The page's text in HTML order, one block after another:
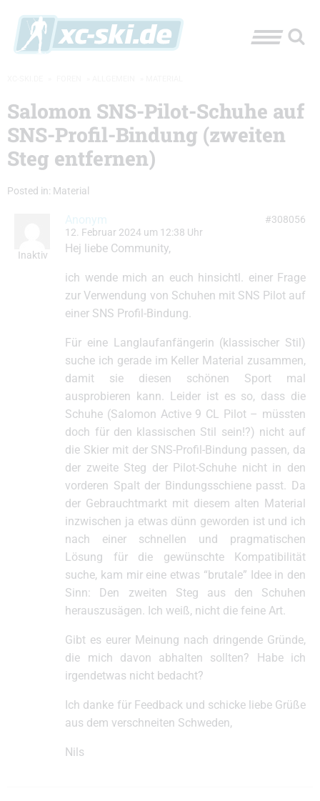
Salomon SNS-Pilot-Schuhe auf
SNS-Profil-Bindung (zweiten
Steg entfernen)
Posted in: Material
Inaktiv
Anonym
12. Februar 2024 um 12:38 Uhr
#308056
Hej liebe Community,
ich wende mich an euch hinsichtl. einer Frage
zur Verwendung von Schuhen mit SNS Pilot auf
einer SNS Profil-Bindung.
Für eine Langlaufanfängerin (klassischer Stil)
suche ich gerade im Keller Material zusammen,
damit sie diesen schönen Sport mal
ausprobieren kann. Leider ist es so, dass die
Schuhe (Salomon Active 9 CL Pilot – müssten
doch für den klassischen Stil sein!?) nicht auf
die Skier mit der SNS-Profil-Bindung passen, da
der zweite Steg der Pilot-Schuhe nicht in den
vorderen Spalt der Bindungsschiene passt. Da
der Gebrauchtmarkt mit diesem alten Material
inzwischen ja etwas dünn geworden ist und ich
nach einer schnellen und pragmatischen
Lösung für die gewünschte Kompatibilität
suche, kam mir eine etwas “brutale” Idee in den
Sinn: Den zweiten Steg aus den Schuhen
herauszusägen. Ich weiß, nicht die feine Art.
Gibt es eurer Meinung nach dringende Gründe,
die mich davon abhalten sollten? Habe ich
irgendetwas nicht bedacht?
Ich danke für Feedback und schicke liebe Grüße
aus dem verschneiten Schweden,
Nils